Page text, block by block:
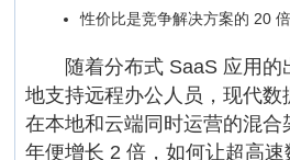
性价比是竞争解决方案的 20 倍
随着分布式 SaaS 应用的
地支持远程办公人员，现代数
在本地和云端同时运营的混合
年便增长 2 倍，如何让超高